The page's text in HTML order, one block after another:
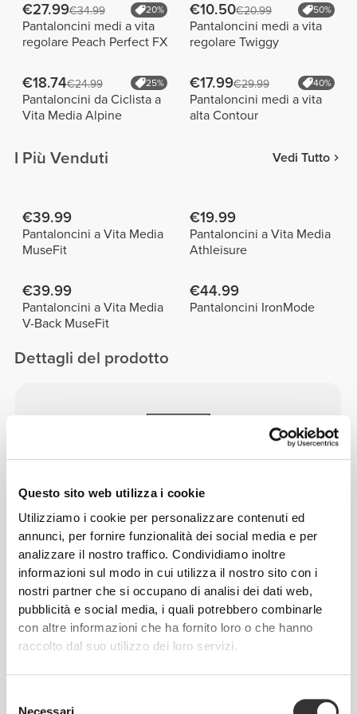
Questo sito web utilizza i cookie
Utilizziamo i cookie per personalizzare contenuti ed
annunci, per fornire funzionalità dei social media e per
analizzare il nostro traffico. Condividiamo inoltre
informazioni sul modo in cui utilizza il nostro sito con i
nostri partner che si occupano di analisi dei dati web,
pubblicità e social media, i quali potrebbero combinarle
con altre informazioni che ha fornito loro o che hanno
raccolto dal suo utilizzo dei loro servizi.
€27.99€34.99 20%
Pantaloncini medi a vita
regolare Peach Perfect FX
€10.50€20.99 50%
Pantaloncini medi a vita
regolare Twiggy
€18.74€24.99 25%
Pantaloncini da Ciclista a
Vita Media Alpine
€17.99€29.99 40%
Pantaloncini medi a vita
alta Contour
I Più Venduti Vedi Tutto
€39.99
Pantaloncini a Vita Media
MuseFit
€19.99
Pantaloncini a Vita Media
Athleisure
€39.99
Pantaloncini a Vita Media
V-Back MuseFit
€44.99
Pantaloncini IronMode
Dettagli del prodotto
PROGETTATO PER
FLESSIBILE
Fabbricazione elastica bidirezionale sviluppata in
laboratorio, creata per assecondare improvvise
accelerazioni e cambi di direzione.